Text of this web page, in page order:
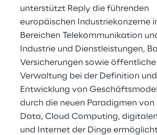
unterstützt Reply die führenden
europäischen Industriekonzerne
Bereichen Telekommunikation
Industrie und Dienstleistungen,
Versicherungen sowie öffentliche
Verwaltung bei der Definition und
Entwicklung von
durch die neuen Paradigmen von
Data, Cloud Computing,
und Internet der Dinge